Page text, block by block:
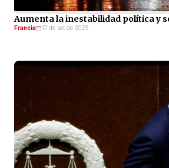
Aumenta la inestabilidad política y
Francia 17 de set de 2025